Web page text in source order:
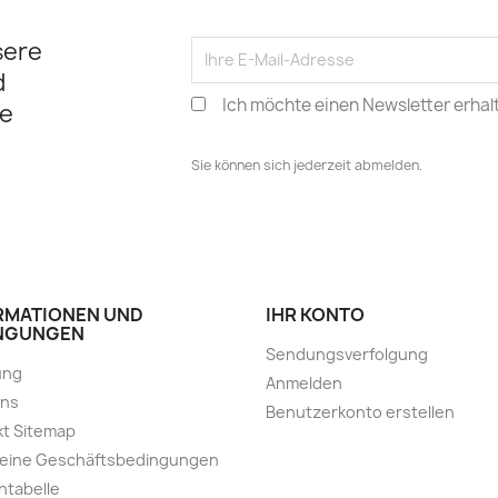
Ich möchte einen Newsletter
Sie können sich jederzeit abmelden.
UND
Sitemap
Geschäftsbedingungen
IHR KONTO
Sendungsverfolgung
Anmelden
Benutzerkonto erstellen